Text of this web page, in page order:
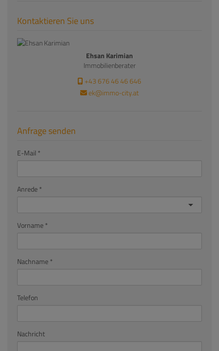
Kontaktieren Sie uns
Ehsan Karimian
Immobilienberater
+43 676 46 46 646
ek@immo-city.at
Anfrage senden
E-Mail
Anrede
Vorname
Nachname
Telefon
Nachricht